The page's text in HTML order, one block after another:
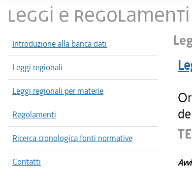
LEGGI E REGOLAMENTI
Introduzione alla banca dati
Leggi regionali
Leggi regionali per materie
Regolamenti
Ricerca cronologica fonti normative
Contatti